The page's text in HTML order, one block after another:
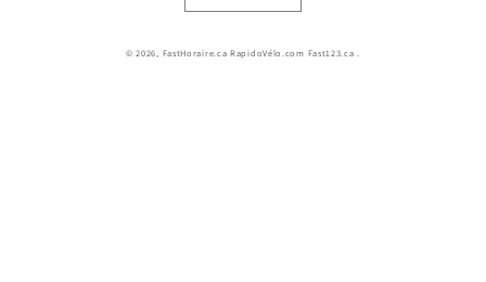
© 2026, FastHoraire.ca RapidoVélo.com Fast123.ca